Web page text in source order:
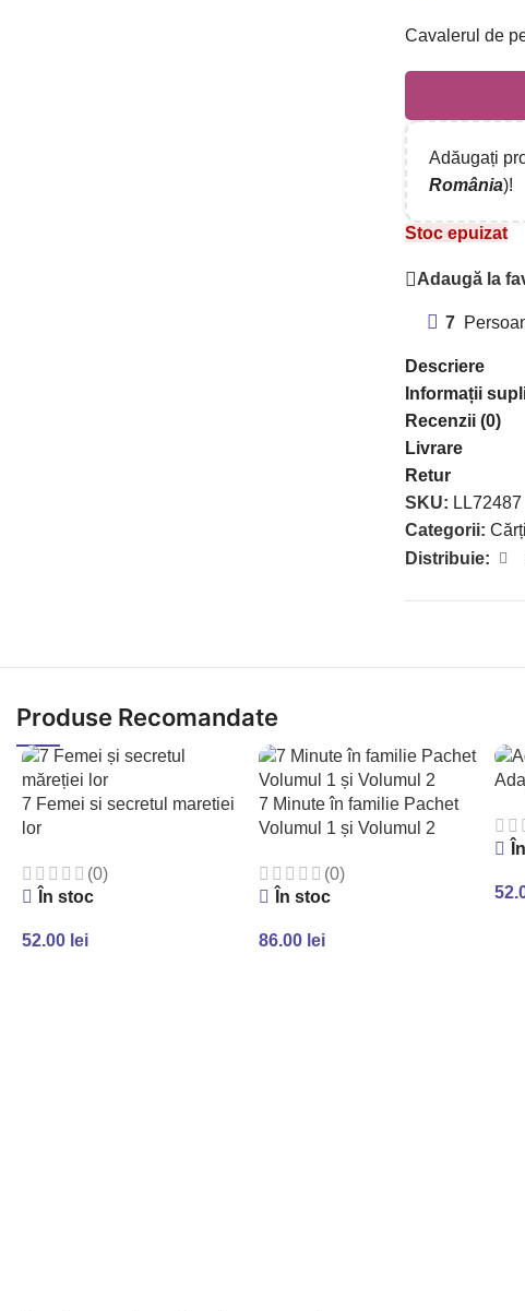
Cavalerul de
Adăugați
România)!
Stoc epuizat
Adaugă la
7
Descriere
Informații
Recenzii (0)
Livrare
Retur
SKU: LL72487
Categorii: Cărți
Distribuie:
Produse Recomandate
7 Femei si secretul maretiei
lor
(0)
În stoc
52.00 lei
7 Minute în familie Pachet
Volumul 1 și Volumul 2
(0)
În stoc
86.00 lei